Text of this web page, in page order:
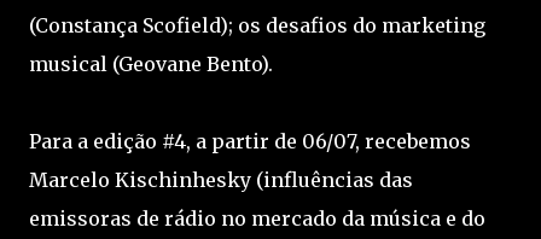
(Constança Scofield); os desafios do marketing
musical (Geovane Bento).
Para a edição #4, a partir de 06/07, recebemos
Marcelo Kischinhesky (influências das
emissoras de rádio no mercado da música e do